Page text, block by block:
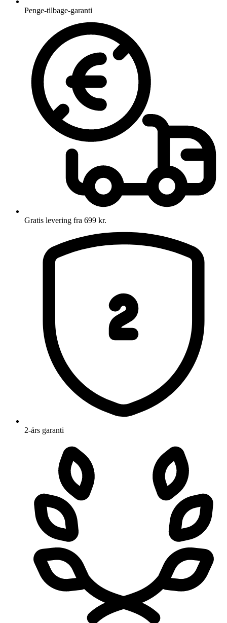
Penge-tilbage-garanti
Gratis levering fra 699 kr.
2-års garanti